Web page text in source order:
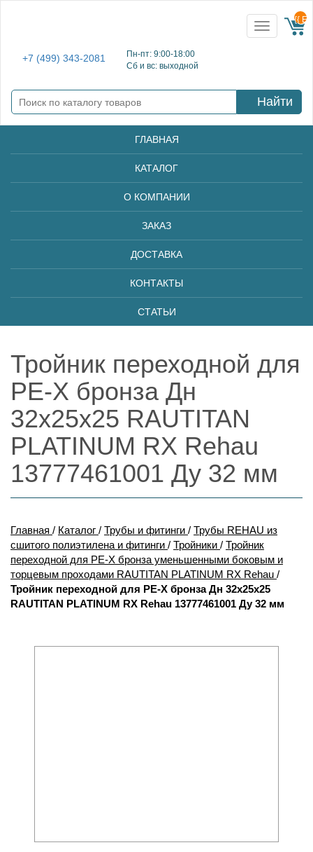
+7 (499) 343-2081
Пн-пт: 9:00-18:00
Сб и вс: выходной
Toggle
navigation
{{
Найти
ГЛАВНАЯ
КАТАЛОГ
О КОМПАНИИ
ЗАКАЗ
ДОСТАВКА
КОНТАКТЫ
СТАТЬИ
Тройник переходной для
PE-X бронза Дн
32х25х25 RAUTITAN
PLATINUM RX Rehau
13777461001 Ду 32 мм
Главная / Каталог / Трубы и фитинги / Трубы REHAU из
сшитого полиэтилена и фитинги / Тройники / Тройник
переходной для PE-X бронза уменьшенными боковым и
торцевым проходами RAUTITAN PLATINUM RX Rehau /
Тройник переходной для PE-X бронза Дн 32х25х25
RAUTITAN PLATINUM RX Rehau 13777461001 Ду 32 мм